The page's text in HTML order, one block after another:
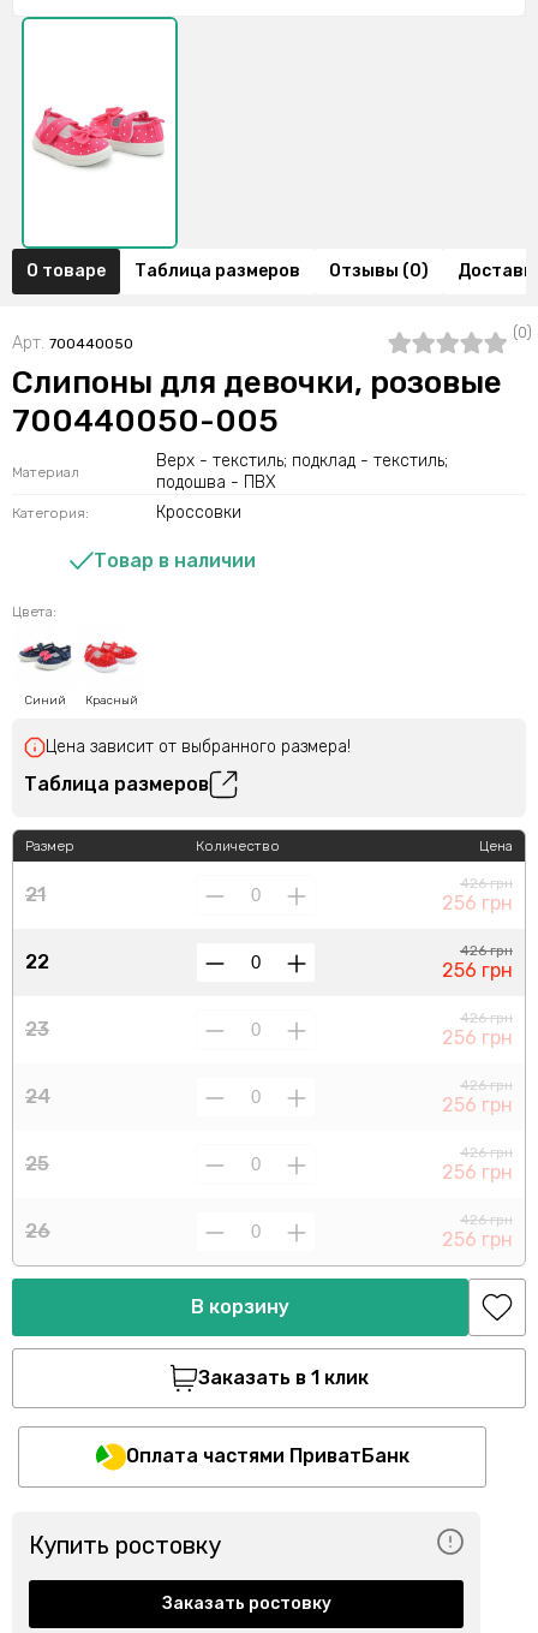
О товаре Таблица размеров Отзывы (0)
Арт. 700440050
(0)
Слипоны для девочки, розовые
700440050-005
Материал
Верх - текстиль; подклад - текстиль;
подошва - ПВХ
Категория: Кроссовки
Товар в наличии
Цвета:
Синий Красный
Цена зависит от выбранного размера!
Таблица размеров
Размер
21
22
23
24
25
26
Количество Цена
426 грн
256 грн
426 грн
256 грн
426 грн
256 грн
426 грн
256 грн
426 грн
256 грн
426 грн
256 грн
В корзину
Заказать в 1 клик
Оплата частями ПриватБанк
Купить ростовку
Заказать ростовку